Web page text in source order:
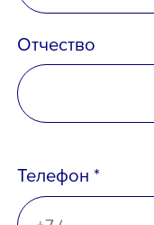
Телефон *
Отчество
Телефон *